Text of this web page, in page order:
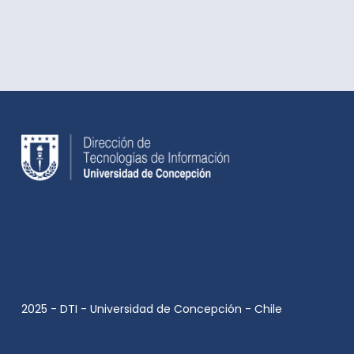
2025 - DTI - Universidad de Concepción - Chile